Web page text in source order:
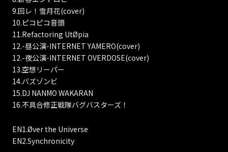
9.回レ！雪月花(cover)
10.ピコピコ音頭
11.Refactoring UtØpia
12.-昼公演-INTERNET YAMERO(cover)
12.-夜公演-INTERNET OVERDOSE(cover)
13.空想リーパー
14.バズゾンビ
15.DJ NANMO WAKARAN
16.不具合修正戦隊バグバスターズ！
EN1.Øver the Universe
EN2.Synchronicity